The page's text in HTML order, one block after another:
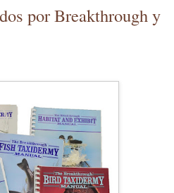
por Breakthrough y